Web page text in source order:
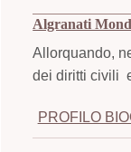
Algranati
Allorquando,
dei diritti civili
PROFILO